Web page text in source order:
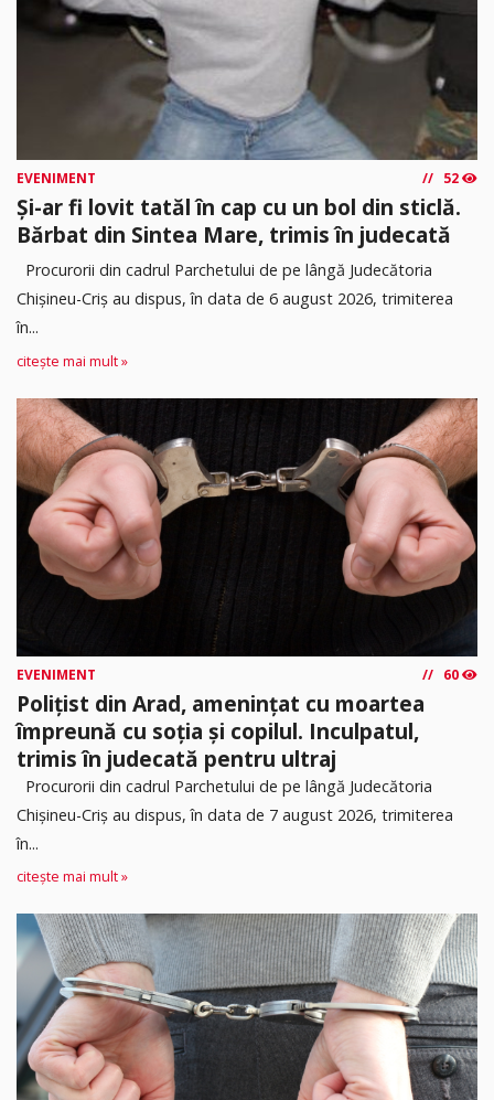
EVENIMENT 52
Și-ar fi lovit tatăl în cap cu un bol din sticlă.
Bărbat din Sintea Mare, trimis în judecată
Procurorii din cadrul Parchetului de pe lângă Judecătoria
Chișineu-Criș au dispus, în data de 6 august 2026, trimiterea
în...
citește mai mult »
EVENIMENT 60
Polițist din Arad, amenințat cu moartea
împreună cu soția și copilul. Inculpatul,
trimis în judecată pentru ultraj
Procurorii din cadrul Parchetului de pe lângă Judecătoria
Chișineu-Criș au dispus, în data de 7 august 2026, trimiterea
în...
citește mai mult »